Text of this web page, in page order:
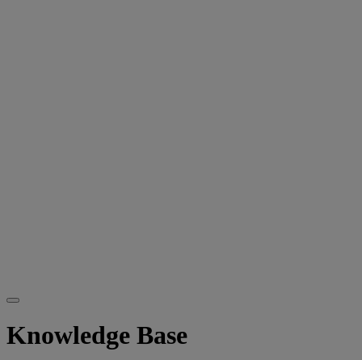
Knowledge Base